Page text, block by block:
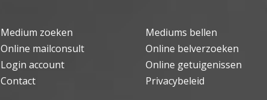
Medium zoeken
Mediums bellen
Online mailconsult
Online belverzoeken
Login account
Online getuigenissen
Contact
Privacybeleid